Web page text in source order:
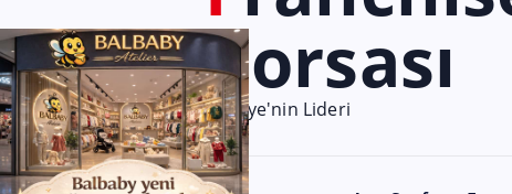
Borsası
Türkiye'nin Lideri